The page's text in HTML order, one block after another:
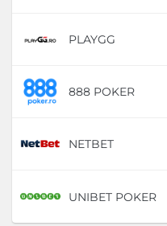
PLAYGG
888 POKER
NETBET
UNIBET POKER